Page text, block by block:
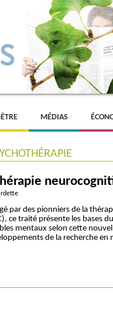
MÉDIAS
par des pionniers de la
ce traité présente les bases
mentaux selon cette
de la recherche en